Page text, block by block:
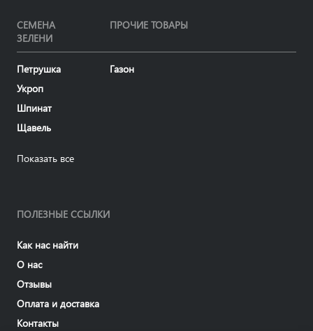
СЕМЕНА
ЗЕЛЕНИ
ПРОЧИЕ ТОВАРЫ
Петрушка
Укроп
Шпинат
Щавель
Показать все
Газон
ПОЛЕЗНЫЕ ССЫЛКИ
Как нас найти
О нас
Отзывы
Оплата и доставка
Контакты